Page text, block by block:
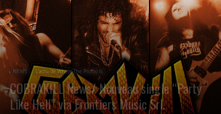
NEWS L'actu de Where The Promo Is
COBRAKILL News/ Nouveau single “Party
Like Hell” via Frontiers Music Srl.